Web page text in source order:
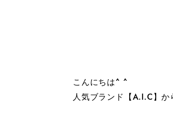
こんにちは^ ^
人気ブランド【A.I.C】か